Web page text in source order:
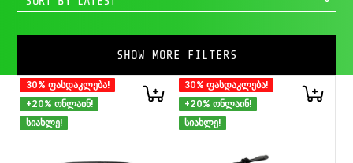
SHOW MORE FILTERS
30% ფასდაკლება!
+20% ონლაინ!
სიახლე!
30% ფასდაკლება!
+20% ონლაინ!
სიახლე!